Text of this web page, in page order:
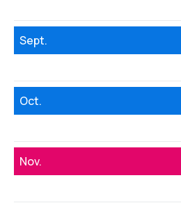
Sept.
Oct.
Nov.